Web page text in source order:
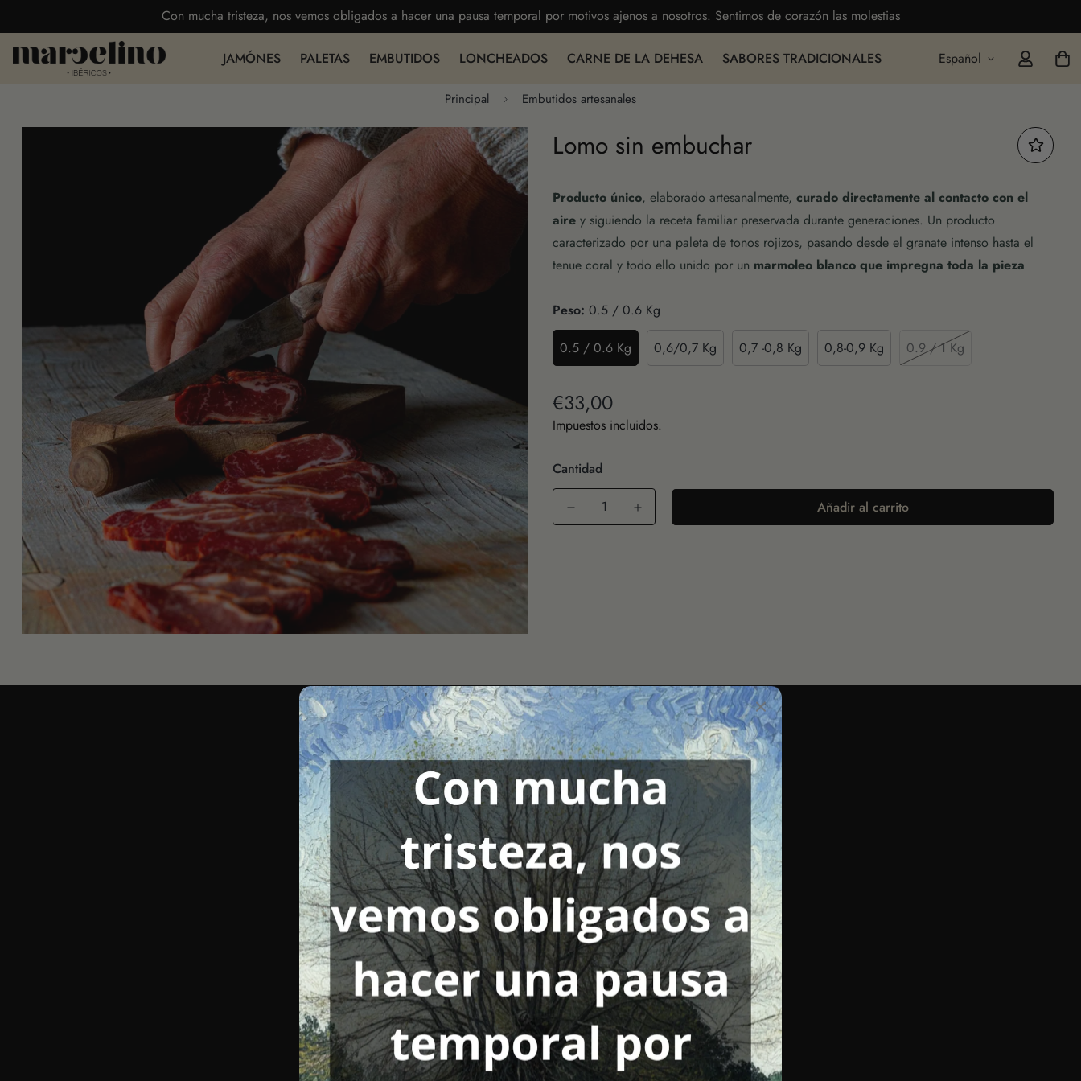
Con mucha tristeza, nos vemos obligados a hacer una pausa temporal por motivos ajenos a nosotros. Sentimos de corazón las molestias
JAMÓNES PALETAS EMBUTIDOS LONCHEADOS CARNE DE LA DEHESA SABORES TRADICIONALES Español
Principal Embutidos artesanales
Lomo sin embuchar
Producto único, elaborado artesanalmente, curado directamente al contacto con el
aire y siguiendo la receta familiar preservada durante generaciones. Un producto
caracterizado por una paleta de tonos rojizos, pasando desde el granate intenso hasta el
tenue coral y todo ello unido por un marmoleo blanco que impregna toda la pieza
Peso: 0.5 / 0.6 Kg
0.5 / 0.6 Kg 0,6/0,7 Kg 0,7 -0,8 Kg 0,8-0,9 Kg 0.9 / 1 Kg
Precio
regular
€33,00
Impuestos incluidos.
Cantidad
Añadir al carrito